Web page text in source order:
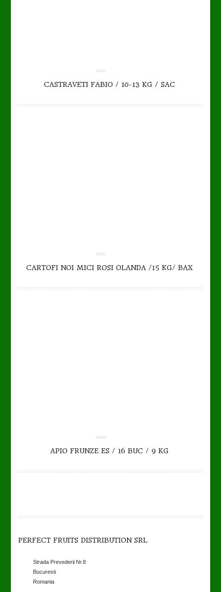
out
of
CASTRAVETI FABIO / 10-13 KG / SAC
out
of
CARTOFI NOI MICI ROSI OLANDA /15 KG/ BAX
out
of
APIO FRUNZE ES / 16 BUC / 9 KG
PERFECT FRUITS DISTRIBUTION SRL
Strada Prevederii Nr.8
Bucuresti
Romania